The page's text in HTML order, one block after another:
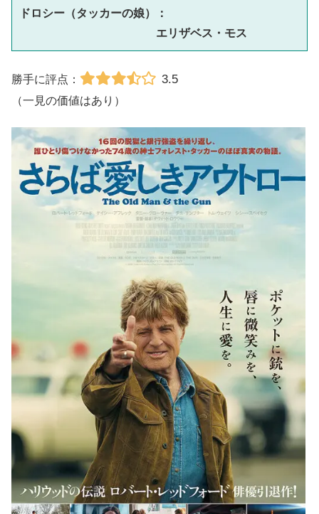
ドロシー（タッカーの娘）：
エリザベス・モス
勝手に評点： 3.5
（一見の価値はあり）